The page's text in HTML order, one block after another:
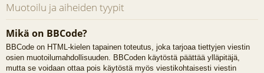
Muotoilu ja aiheiden tyypit
Mikä on BBCode?
BBCode on HTML-kielen tapainen toteutus, joka tarjoaa tiettyjen viestin
osien muotoilumahdollisuuden. BBCoden käytöstä päättää ylläpitäjä,
mutta se voidaan ottaa pois käytöstä myös viestikohtaisesti viestin